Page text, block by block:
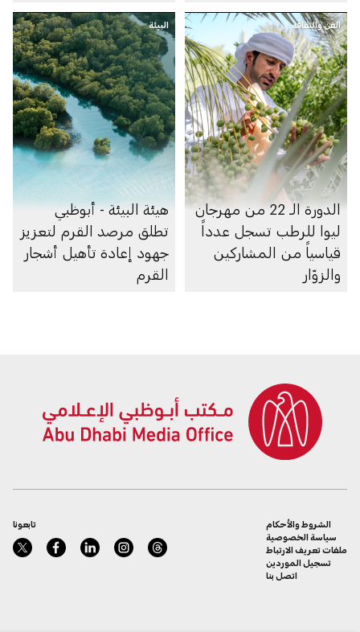
الفن والثقافة
الدورة الـ 22 من مهرجان
ليوا للرطب تسجل عدداً
قياسياً من المشاركين
والزوّار
البيئة
هيئة البيئة - أبوظبي
تطلق مرصد القرم لتعزيز
جهود إعادة تأهيل أشجار
القرم
تابعونا
الشروط والأحكام
سياسة الخصوصية
ملفات تعريف الارتباط
تسجيل الموردين
اتصل بنا